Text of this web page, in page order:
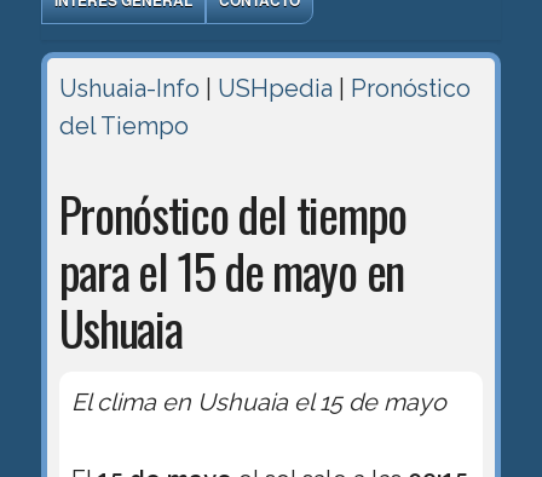
Ushuaia-Info USHpedia
Pronóstico
del Tiempo
Pronóstico del tiempo
para el 15 de mayo en
Ushuaia
El clima en Ushuaia el 15 de mayo